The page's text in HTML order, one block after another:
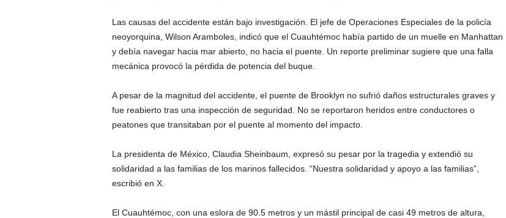
Las causas del accidente están bajo investigación. El jefe de Operaciones Especiales de la policía
neoyorquina, Wilson Aramboles, indicó que el Cuauhtémoc había partido de un muelle en Manhattan
y debía navegar hacia mar abierto, no hacia el puente. Un reporte preliminar sugiere que una falla
mecánica provocó la pérdida de potencia del buque.
A pesar de la magnitud del accidente, el puente de Brooklyn no sufrió daños estructurales graves y
fue reabierto tras una inspección de seguridad. No se reportaron heridos entre conductores o
peatones que transitaban por el puente al momento del impacto.
La presidenta de México, Claudia Sheinbaum, expresó su pesar por la tragedia y extendió su
solidaridad a las familias de los marinos fallecidos. “Nuestra solidaridad y apoyo a las familias”,
escribió en X.
El Cuauhtémoc, con una eslora de 90.5 metros y un mástil principal de casi 49 metros de altura,